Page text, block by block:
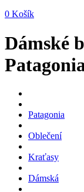
0 Košík
Dámské
Patagonia
Oblečení
Kraťasy
Dámská